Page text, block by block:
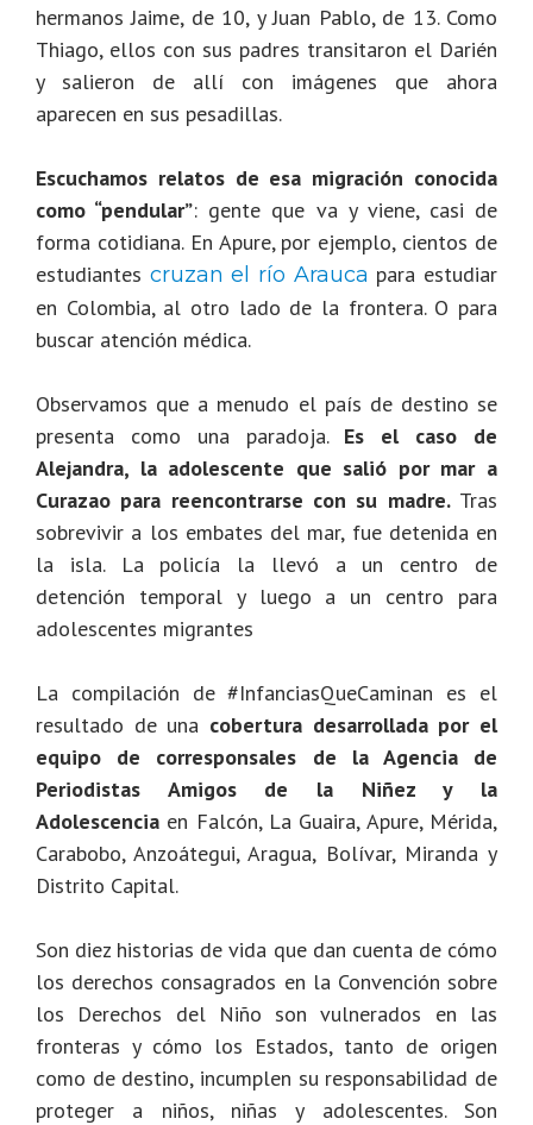
hermanos Jaime, de 10, y Juan Pablo, de 13. Como
Thiago, ellos con sus padres transitaron el Darién
y salieron de allí con imágenes que ahora
aparecen en sus pesadillas.
Escuchamos relatos de esa migración conocida
como “pendular”: gente que va y viene, casi de
forma cotidiana. En Apure, por ejemplo, cientos de
estudiantes cruzan el río Arauca para estudiar
en Colombia, al otro lado de la frontera. O para
buscar atención médica.
Observamos que a menudo el país de destino se
presenta como una paradoja. Es el caso de
Alejandra, la adolescente que salió por mar a
Curazao para reencontrarse con su madre.Tras
sobrevivir a los embates del mar, fue detenida en
la isla. La policía la llevó a un centro de
detención temporal y luego a un centro para
adolescentes migrantes
La compilación de #InfanciasQueCaminan es el
resultado de una cobertura desarrollada por el
equipo de corresponsales de la Agencia de
Periodistas Amigos de la Niñez y la
Adolescencia en Falcón, La Guaira, Apure, Mérida,
Carabobo, Anzoátegui, Aragua, Bolívar, Miranda y
Distrito Capital.
Son diez historias de vida que dan cuenta de cómo
los derechos consagrados en la Convención sobre
los Derechos del Niño son vulnerados en las
fronteras y cómo los Estados, tanto de origen
como de destino, incumplen su responsabilidad de
proteger a niños, niñas y adolescentes. Son